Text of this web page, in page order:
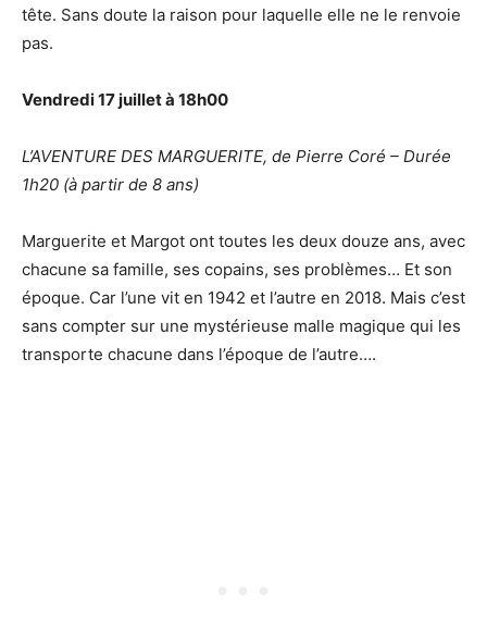
tête. Sans doute la raison pour laquelle elle ne le renvoie
pas.
Vendredi 17 juillet à 18h00
L’AVENTURE DES MARGUERITE, de Pierre Coré – Durée
1h20 (à partir de 8 ans)
Marguerite et Margot ont toutes les deux douze ans, avec
chacune sa famille, ses copains, ses problèmes… Et son
époque. Car l’une vit en 1942 et l’autre en 2018. Mais c’est
sans compter sur une mystérieuse malle magique qui les
transporte chacune dans l’époque de l’autre….